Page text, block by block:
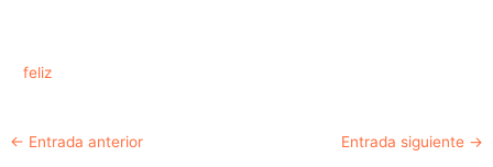
feliz
Navegación
← Entrada anterior Entrada siguiente →